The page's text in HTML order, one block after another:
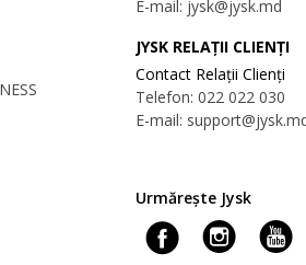
E-mail: jysk@jysk.md
JYSK RELAȚII CLIENȚI
Contact Relații Clienți
Telefon: 022 022 030
E-mail:
Urmărește Jysk